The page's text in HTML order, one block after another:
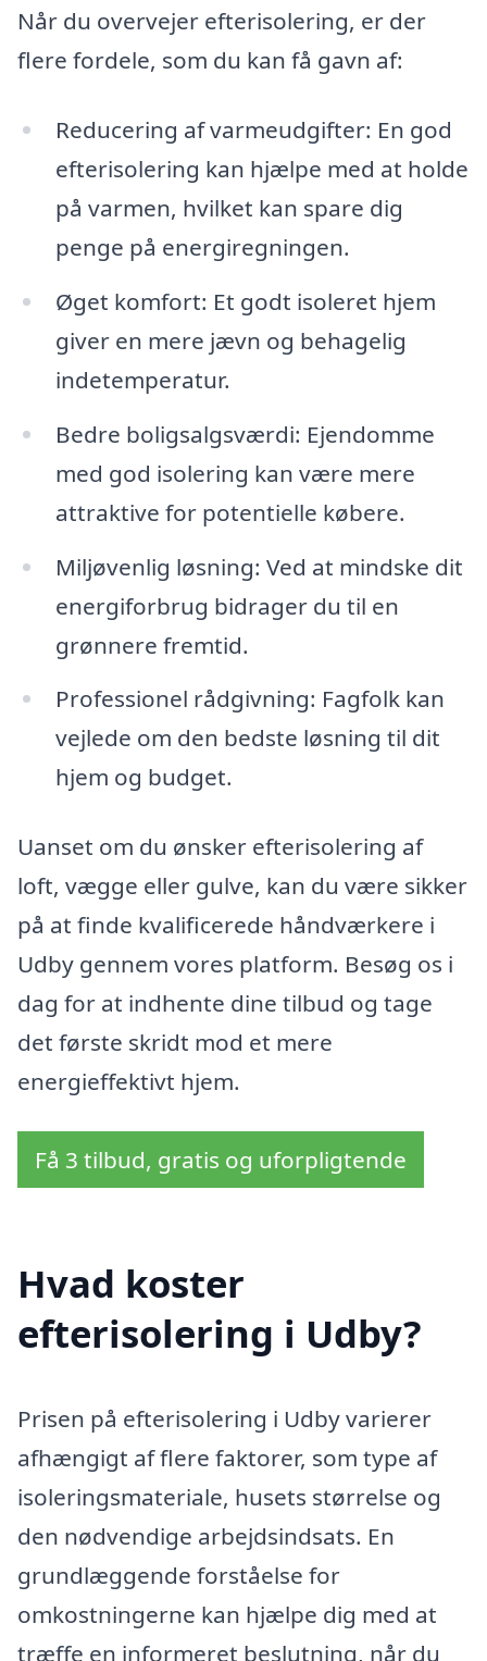
Når du overvejer efterisolering, er der
flere fordele, som du kan få gavn af:
Reducering af varmeudgifter: En god
efterisolering kan hjælpe med at holde
på varmen, hvilket kan spare dig
penge på energiregningen.
Øget komfort: Et godt isoleret hjem
giver en mere jævn og behagelig
indetemperatur.
Bedre boligsalgsværdi: Ejendomme
med god isolering kan være mere
attraktive for potentielle købere.
Miljøvenlig løsning: Ved at mindske dit
energiforbrug bidrager du til en
grønnere fremtid.
Professionel rådgivning: Fagfolk kan
vejlede om den bedste løsning til dit
hjem og budget.
Uanset om du ønsker efterisolering af
loft, vægge eller gulve, kan du være sikker
på at finde kvalificerede håndværkere i
Udby gennem vores platform. Besøg os i
dag for at indhente dine tilbud og tage
det første skridt mod et mere
energieffektivt hjem.
Få 3 tilbud, gratis og uforpligtende
Hvad koster
efterisolering i Udby?
Prisen på efterisolering i Udby varierer
afhængigt af flere faktorer, som type af
isoleringsmateriale, husets størrelse og
den nødvendige arbejdsindsats. En
grundlæggende forståelse for
omkostningerne kan hjælpe dig med at
træffe en informeret beslutning, når du